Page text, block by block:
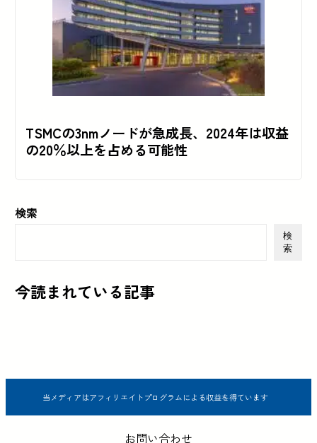
TSMCの3nmノードが急成長、2024年は収益
の20％以上を占める可能性
検索
検
索
今読まれている記事
当メディアはアフィリエイトプログラムによる収益を得ています
お問い合わせ